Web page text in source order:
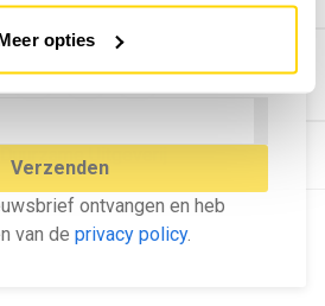
opties
VOOR ONZE
het laatste nieuws!
Verzenden
ontvangen en heb
van de privacy policy.
Uitgeverij